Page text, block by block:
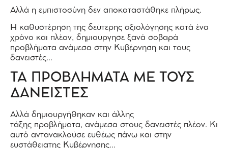
Αλλά η εμπιστοσύνη δεν αποκαταστάθηκε πλήρως.
Η καθυστέρηση της δεύτερης αξιολόγησης κατά ένα
χρόνο και πλέον, δημιούργησε ξανά σοβαρά
προβλήματα ανάμεσα στην Κυβέρνηση και τους
δανειστές…
ΤΑ ΠΡΟΒΛΗΜΑΤΑ ΜΕ ΤΟΥΣ
ΔΑΝΕΙΣΤΕΣ
Αλλά δημιουργήθηκαν και άλλης
τάξης προβλήματα, ανάμεσα στους δανειστές πλέον. Κι
αυτό αντανακλούσε ευθέως πάνω και στην
ευστάθειατης Κυβέρνησης…